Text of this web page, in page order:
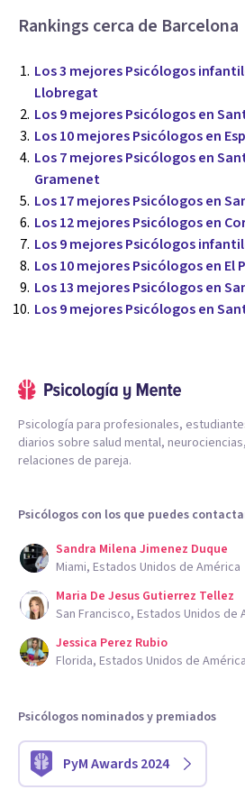
Rankings cerca de Barcelona
Los 3 mejores Psicólogos
Llobregat
Los 9 mejores Psicólogos en
Los 10 mejores Psicólogos en
Los 7 mejores Psicólogos en
Gramenet
Los 17 mejores Psicólogos en
Los 12 mejores Psicólogos en
Los 9 mejores Psicólogos
Los 10 mejores Psicólogos en
Los 13 mejores Psicólogos en
Los 9 mejores Psicólogos en
Psicología para profesionales,
diarios sobre salud mental,
relaciones de pareja.
Psicólogos con los que puedes
Sandra Milena Jimenez Duque
Miami, Estados Unidos de América
Maria De Jesus Gutierrez Tellez
San Francisco, Estados Unidos de
Jessica Perez Rubio
Florida, Estados Unidos de América
Psicólogos nominados y premiados
PyM Awards 2024